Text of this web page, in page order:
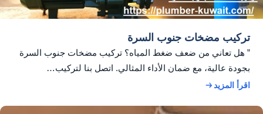
تركيب مضخات جنوب السرة
” هل تعاني من ضعف ضغط المياه؟ تركيب مضخات جنوب السرة
بجودة عالية، مع ضمان الأداء المثالي. اتصل بنا لتركيب…
اقرأ المزيد